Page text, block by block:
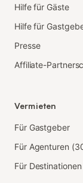
Hilfe für Gäste
Hilfe für
Presse
Affiliate-
Vermieten
Für Gastgeber
Für Agenturen
Für